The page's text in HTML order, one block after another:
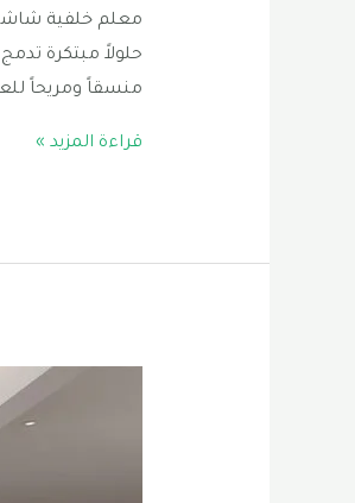
حلولاً مبتكرة
منسقاً ومريحاً
معلم
قراءة المزيد »